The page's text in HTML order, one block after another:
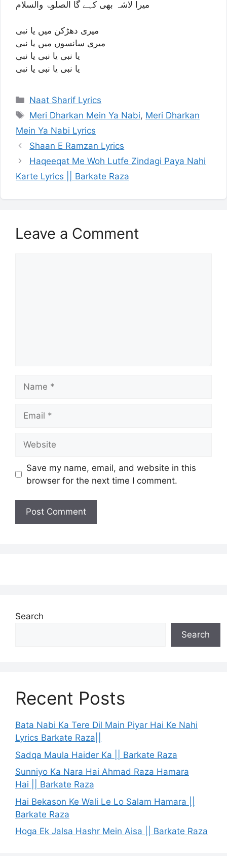
میرا لاشہ بھی کہے گا الصلوۃ والسلام
میری دھڑکن میں یا نبی
میری سانسوں میں یا نبی
یا نبی یا نبی یا نبی
یا نبی یا نبی یا نبی
Categories
Naat Sharif Lyrics
Tags
Meri Dharkan Mein Ya Nabi, Meri Dharkan
Mein Ya Nabi Lyrics
Shaan E Ramzan Lyrics
Haqeeqat Me Woh Lutfe Zindagi Paya Nahi
Karte Lyrics || Barkate Raza
Leave a Comment
Save my name, email, and website in this
browser for the next time I comment.
Search
Search
Recent Posts
Bata Nabi Ka Tere Dil Main Piyar Hai Ke Nahi
Lyrics Barkate Raza||
Sadqa Maula Haider Ka || Barkate Raza
Sunniyo Ka Nara Hai Ahmad Raza Hamara
Hai || Barkate Raza
Hai Bekason Ke Wali Le Lo Salam Hamara ||
Barkate Raza
Hoga Ek Jalsa Hashr Mein Aisa || Barkate Raza